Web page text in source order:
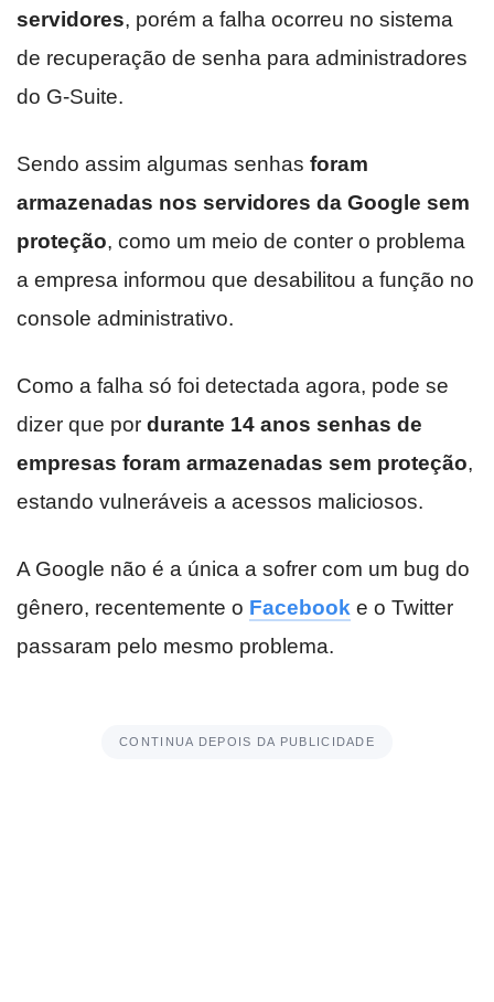
servidores, porém a falha ocorreu no sistema
de recuperação de senha para administradores
do G-Suite.
Sendo assim algumas senhas foram
armazenadas nos servidores da Google sem
proteção, como um meio de conter o problema
a empresa informou que desabilitou a função no
console administrativo.
Como a falha só foi detectada agora, pode se
dizer que por durante 14 anos senhas de
empresas foram armazenadas sem proteção,
estando vulneráveis a acessos maliciosos.
A Google não é a única a sofrer com um bug do
gênero, recentemente o Facebook e o Twitter
passaram pelo mesmo problema.
CONTINUA DEPOIS DA PUBLICIDADE